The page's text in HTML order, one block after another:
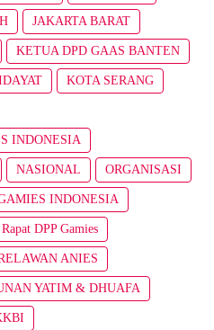
JAKARTA BARAT
KETUA DPD GAAS BANTEN
KOTA SERANG
INDONESIA
NASIONAL ORGANISASI
INDONESIA
Rapat DPP Gamies
ANIES
YATIM & DHUAFA